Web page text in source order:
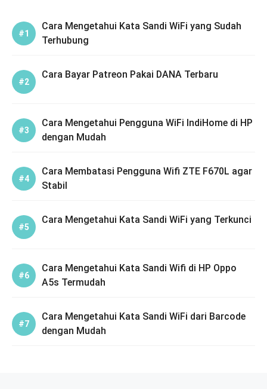
Cara Mengetahui Kata Sandi WiFi yang Sudah
Terhubung
Cara Bayar Patreon Pakai DANA Terbaru
Cara Mengetahui Pengguna WiFi IndiHome di HP
dengan Mudah
Cara Membatasi Pengguna Wifi ZTE F670L agar
Stabil
Cara Mengetahui Kata Sandi WiFi yang Terkunci
Cara Mengetahui Kata Sandi Wifi di HP Oppo
A5s Termudah
Cara Mengetahui Kata Sandi WiFi dari Barcode
dengan Mudah